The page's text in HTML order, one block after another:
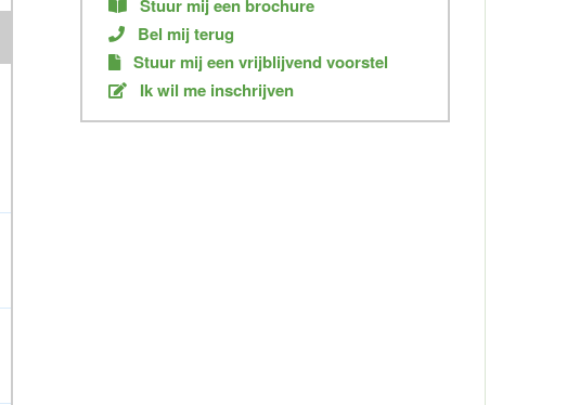
Stuur mij een brochure
Bel mij terug
Stuur mij een vrijblijvend voorstel
Ik wil me inschrijven